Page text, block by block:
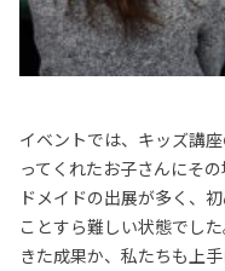
イベントでは、キッズ講
ってくれたお子さんにそ
ドメイドの出展が多く、
ことすら難しい状態でし
きた成果か、私たちも上